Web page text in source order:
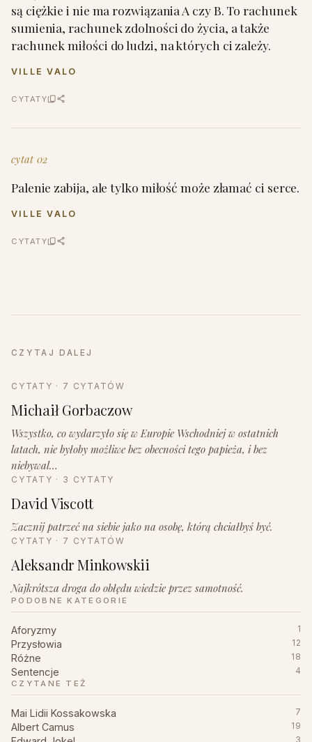
są ciężkie i nie ma rozwiązania A czy B. To rachunek
sumienia, rachunek zdolności do życia, a także
rachunek miłości do ludzi, na których ci zależy.
VILLE VALO
CYTATY
cytat 02
Palenie zabija, ale tylko miłość może złamać ci serce.
VILLE VALO
CYTATY
CZYTAJ DALEJ
CYTATY · 7 CYTATÓW
Michaił Gorbaczow
Wszystko, co wydarzyło się w Europie Wschodniej w ostatnich
latach, nie byłoby możliwe bez obecności tego papieża, i bez
niebywal…
CYTATY · 3 CYTATY
David Viscott
Zacznij patrzeć na siebie jako na osobę, którą chciałbyś być.
CYTATY · 7 CYTATÓW
Aleksandr Minkowskii
Najkrótsza droga do obłędu wiedzie przez samotność.
PODOBNE KATEGORIE
Aforyzmy 1
Przysłowia 12
Różne 18
Sentencje
4
CZYTANE TEŻ
Mai Lidii Kossakowska 7
Albert Camus 19
3